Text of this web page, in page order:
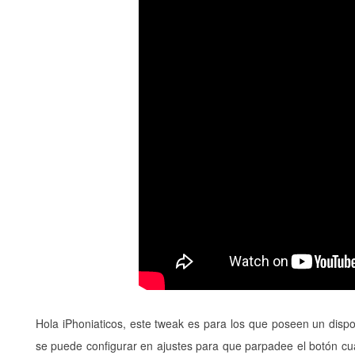
Hola iPhoniaticos, este tweak es para los que poseen un
se puede configurar en ajustes para que parpadee el botón